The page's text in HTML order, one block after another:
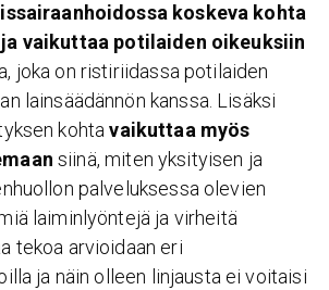
koskeva kohta
ja vaikuttaa potilaiden oikeuksiin
joka on ristiriidassa potilaiden
lainsäädännön kanssa. Lisäksi
kohtavaikuttaa myös
siinä, miten yksityisen ja
palveluksessa olevien
laiminlyöntejä ja virheitä
tekoa arvioidaan eri
ja näin olleen linjausta ei voitaisi